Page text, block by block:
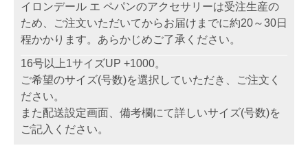
イロンデール エ ペパンのアクセサリーは受注生産の
ため、ご注文いただいてからお届けまでに約20～30日
程かかります。あらかじめご了承ください。
16号以上1サイズUP +1000。
ご希望のサイズ(号数)を選択していただき、ご注文く
ださい。
また配送設定画面、備考欄にて詳しいサイズ(号数)を
ご記入ください。